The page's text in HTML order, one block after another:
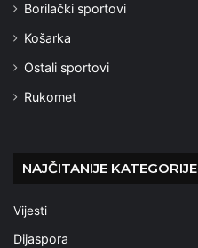
Borilački sportovi
Košarka
Ostali sportovi
Rukomet
NAJČITANIJE KATEGORIJE
Vijesti
Dijaspora